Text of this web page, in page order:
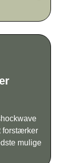
forstærker
mulige